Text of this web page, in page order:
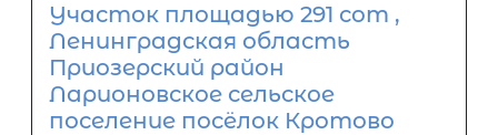
Участок площадью 291 сот ,
Ленинградская область
Приозерский район
Ларионовское сельское
поселение посёлок Кротово